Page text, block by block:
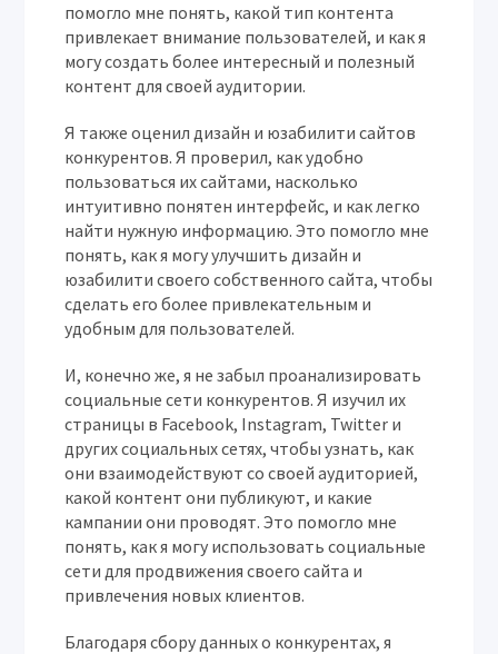
помогло мне понять, какой тип контента
привлекает внимание пользователей, и как я
могу создать более интересный и полезный
контент для своей аудитории.
Я также оценил дизайн и юзабилити сайтов
конкурентов. Я проверил, как удобно
пользоваться их сайтами, насколько
интуитивно понятен интерфейс, и как легко
найти нужную информацию. Это помогло мне
понять, как я могу улучшить дизайн и
юзабилити своего собственного сайта, чтобы
сделать его более привлекательным и
удобным для пользователей.
И, конечно же, я не забыл проанализировать
социальные сети конкурентов. Я изучил их
страницы в Facebook, Instagram, Twitter и
других социальных сетях, чтобы узнать, как
они взаимодействуют со своей аудиторией,
какой контент они публикуют, и какие
кампании они проводят. Это помогло мне
понять, как я могу использовать социальные
сети для продвижения своего сайта и
привлечения новых клиентов.
Благодаря сбору данных о конкурентах, я